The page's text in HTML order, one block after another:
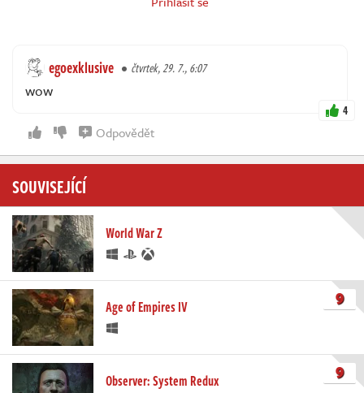
egoexklusive čtvrtek, 29. 7., 6:07
wow
4
Odpovědět
SOUVISEJÍCÍ
World War Z
Age of Empires IV 9
Observer: System Redux 9